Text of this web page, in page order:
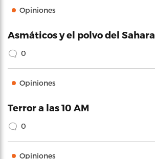
Opiniones
Asmáticos y el polvo del Sahara
0
Opiniones
Terror a las 10 AM
0
Opiniones